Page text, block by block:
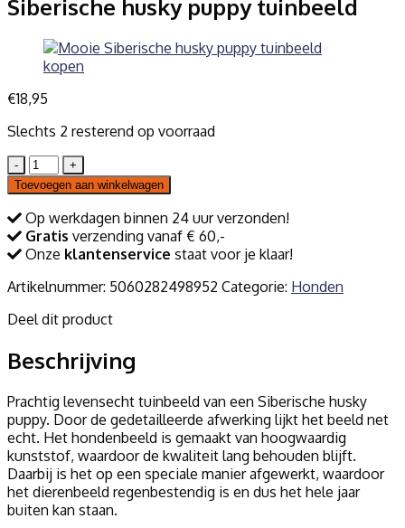
Siberische husky puppy tuinbeeld
€18,95
Slechts 2 resterend op voorraad
Siberische
husky
puppy
tuinbeeld
aantal
Toevoegen aan winkelwagen
Op werkdagen binnen 24 uur verzonden!
Gratis verzending vanaf € 60,-
Onze klantenservice staat voor je klaar!
Artikelnummer: 5060282498952 Categorie: Honden
Deel dit product
Beschrijving
Prachtig levensecht tuinbeeld van een Siberische husky
puppy. Door de gedetailleerde afwerking lijkt het beeld net
echt. Het hondenbeeld is gemaakt van hoogwaardig
kunststof, waardoor de kwaliteit lang behouden blijft.
Daarbij is het op een speciale manier afgewerkt, waardoor
het dierenbeeld regenbestendig is en dus het hele jaar
buiten kan staan.